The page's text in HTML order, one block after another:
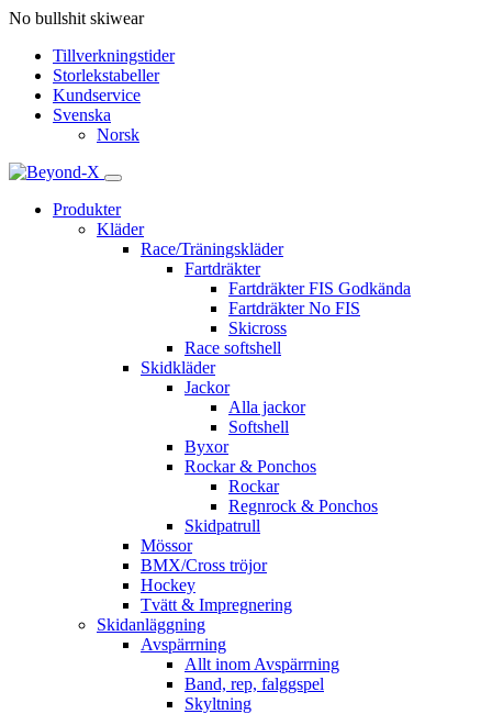
No bullshit skiwear
Tillverkningstider
Storlekstabeller
Kundservice
Svenska
Norsk
Produkter
Kläder
Race/Träningskläder
Fartdräkter
Fartdräkter FIS Godkända
Fartdräkter No FIS
Skicross
Race softshell
Skidkläder
Jackor
Alla jackor
Softshell
Byxor
Rockar & Ponchos
Rockar
Regnrock & Ponchos
Skidpatrull
Mössor
BMX/Cross tröjor
Hockey
Tvätt & Impregnering
Skidanläggning
Avspärrning
Allt inom Avspärrning
Band, rep, falggspel
Skyltning